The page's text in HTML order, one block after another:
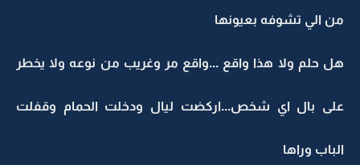
من الي تشوفه بعيونها
هل حلم ولا هذا واقع ...واقع مر وغريب من نوعه ولا يخطر
على بال اي شخص...اركضت ليال ودخلت الحمام وقفلت
الباب وراها